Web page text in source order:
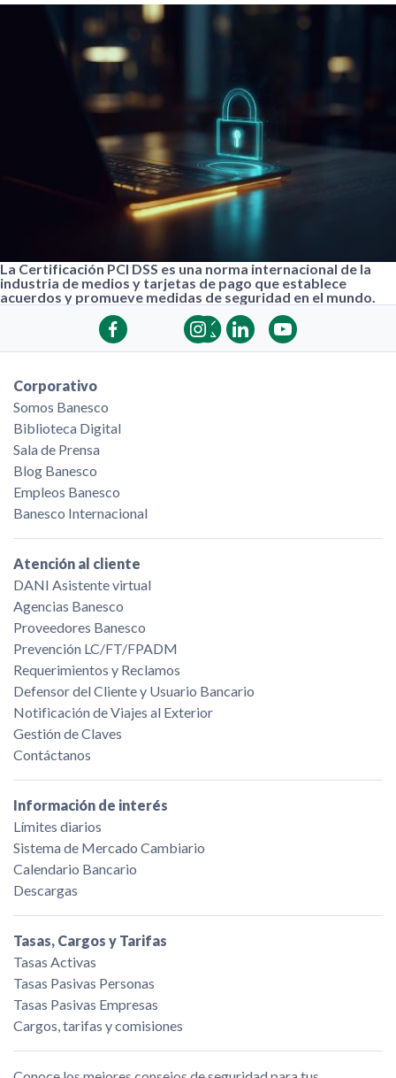
La Certificación PCI DSS es una norma internacional de la
industria de medios y tarjetas de pago que establece
acuerdos y promueve medidas de seguridad en el mundo.
Corporativo
Somos Banesco
Biblioteca Digital
Sala de Prensa
Blog Banesco
Empleos Banesco
Banesco Internacional
Atención al cliente
DANI Asistente virtual
Agencias Banesco
Proveedores Banesco
Prevención LC/FT/FPADM
Requerimientos y Reclamos
Defensor del Cliente y Usuario Bancario
Notificación de Viajes al Exterior
Gestión de Claves
Contáctanos
Información de interés
Límites diarios
Sistema de Mercado Cambiario
Calendario Bancario
Descargas
Tasas, Cargos y Tarifas
Tasas Activas
Tasas Pasivas Personas
Tasas Pasivas Empresas
Cargos, tarifas y comisiones